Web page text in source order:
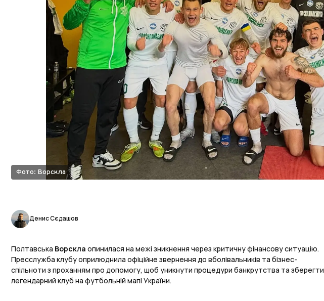
Фото: Ворскла
Денис Сєдашов
Полтавська Ворскла опинилася на межі зникнення через критичну фінансову ситуацію.
Пресслужба клубу оприлюднила офіційне звернення до вболівальників та бізнес-
спільноти з проханням про допомогу, щоб уникнути процедури банкрутства та зберегти
легендарний клуб на футбольній мапі України.